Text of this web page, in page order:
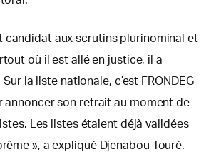
candidat aux scrutins plurinominal et
où il est allé en justice, il a
la liste nationale, c’est FRONDEG
annoncer son retrait au moment de
Les listes étaient déjà validées
», a expliqué Djenabou Touré.